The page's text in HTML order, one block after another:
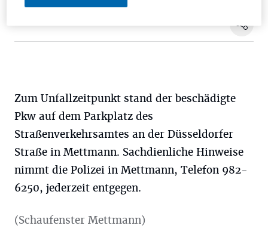
Zum Unfallzeitpunkt stand der beschädigte
Pkw auf dem Parkplatz des
Straßenverkehrsamtes an der Düsseldorfer
Straße in Mettmann. Sachdienliche Hinweise
nimmt die Polizei in Mettmann, Telefon 982-
6250, jederzeit entgegen.
(Schaufenster Mettmann)